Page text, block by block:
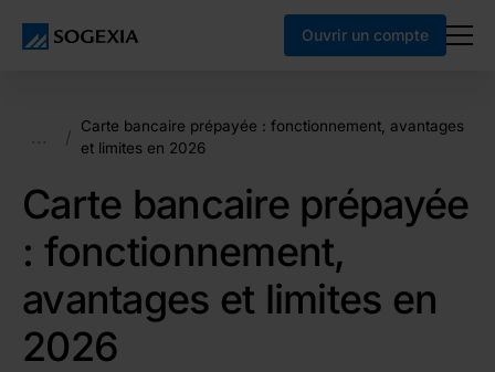
Ouvrir un compte
... /
Carte bancaire prépayée : fonctionnement, avantages
et limites en 2026
Carte bancaire prépayée
: fonctionnement,
avantages et limites en
2026